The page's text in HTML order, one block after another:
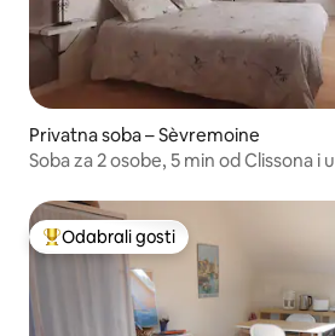
Privatna soba – Sèvremoine
Soba za 2 osobe, 5 min od Clissona i
Među najviše rangiranima s oznakom
Odabrali gosti